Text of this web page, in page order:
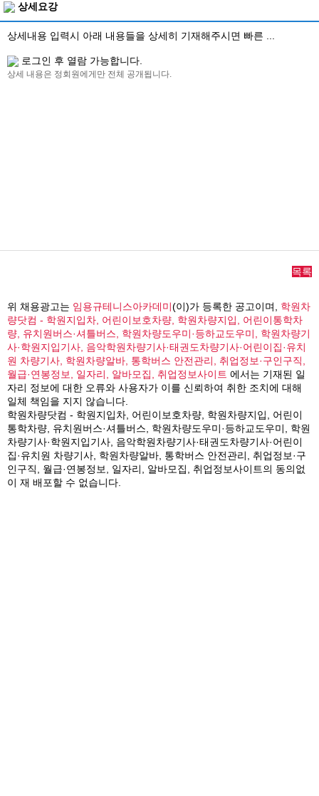
상세요강
상세내용 입력시 아래 내용들을 상세히 기재해주시면 빠른 ...
로그인 후 열람 가능합니다.
상세 내용은 정회원에게만 전체 공개됩니다.
목록
위 채용광고는 임용규테니스아카데미(이)가 등록한 공고이며, 학원차
량닷컴 - 학원지입차, 어린이보호차량, 학원차량지입, 어린이통학차
량, 유치원버스·셔틀버스, 학원차량도우미·등하교도우미, 학원차량기
사·학원지입기사, 음악학원차량기사·태권도차량기사·어린이집·유치
원 차량기사, 학원차량알바, 통학버스 안전관리, 취업정보·구인구직,
월급·연봉정보, 일자리, 알바모집, 취업정보사이트 에서는 기재된 일
자리 정보에 대한 오류와 사용자가 이를 신뢰하여 취한 조치에 대해
일체 책임을 지지 않습니다.
학원차량닷컴 - 학원지입차, 어린이보호차량, 학원차량지입, 어린이
통학차량, 유치원버스·셔틀버스, 학원차량도우미·등하교도우미, 학원
차량기사·학원지입기사, 음악학원차량기사·태권도차량기사·어린이
집·유치원 차량기사, 학원차량알바, 통학버스 안전관리, 취업정보·구
인구직, 월급·연봉정보, 일자리, 알바모집, 취업정보사이트의 동의없
이 재 배포할 수 없습니다.